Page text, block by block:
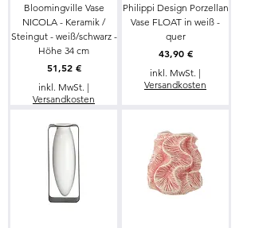
Bloomingville Vase
NICOLA - Keramik /
Steingut - weiß/schwarz -
Höhe 34 cm
Preis
51,52 €
inkl. MwSt. |
Versandkosten
Philippi Design Porzellan
Vase FLOAT in weiß -
quer
Preis
43,90 €
inkl. MwSt. |
Versandkosten